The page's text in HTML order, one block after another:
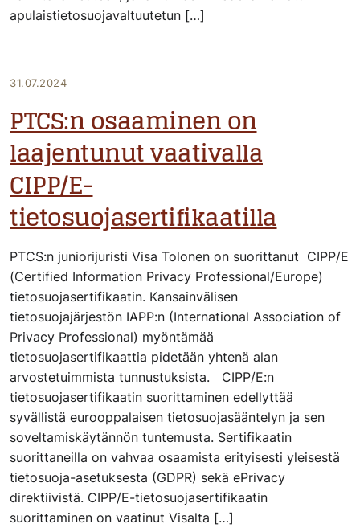
apulaistietosuojavaltuutetun […]
31.07.2024
PTCS:n osaaminen on
laajentunut vaativalla
CIPP/E-
tietosuojasertifikaatilla
PTCS:n juniorijuristi Visa Tolonen on suorittanut CIPP/E
(Certified Information Privacy Professional/Europe)
tietosuojasertifikaatin. Kansainvälisen
tietosuojajärjestön IAPP:n (International Association of
Privacy Professional) myöntämää
tietosuojasertifikaattia pidetään yhtenä alan
arvostetuimmista tunnustuksista. CIPP/E:n
tietosuojasertifikaatin suorittaminen edellyttää
syvällistä eurooppalaisen tietosuojasääntelyn ja sen
soveltamiskäytännön tuntemusta. Sertifikaatin
suorittaneilla on vahvaa osaamista erityisesti yleisestä
tietosuoja-asetuksesta (GDPR) sekä ePrivacy
direktiivistä. CIPP/E-tietosuojasertifikaatin
suorittaminen on vaatinut Visalta […]